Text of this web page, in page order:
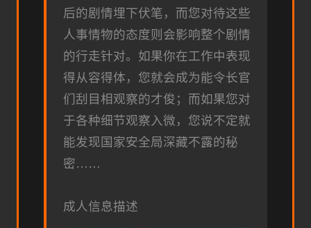
后的剧情埋下伏笔，而您对待这些
人事情物的态度则会影响整个剧情
的行走针对。如果你在工作中表现
得从容得体，您就会成为能令长官
们刮目相观察的才俊；而如果您对
于各种细节观察入微，您说不定就
能发现国家安全局深藏不露的秘
密……
成人信息描述